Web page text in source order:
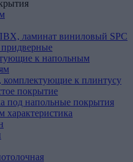
ламинат виниловый SPC
к напольным
комплектующие к плинтусу
покрытие
под напольные покрытия
характеристика